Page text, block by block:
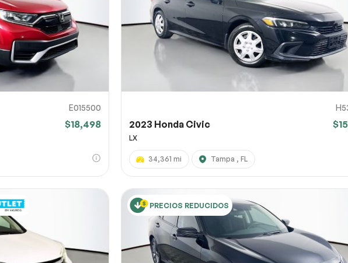
E015500
$18,498 2023 Honda Civic
LX
34,361 mi Tampa , FL
PRECIOS REDUCIDOS